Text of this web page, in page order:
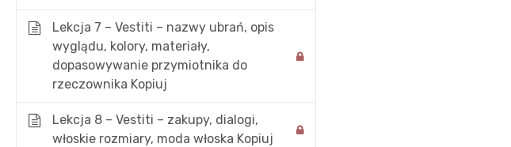
Lekcja 7 – Vestiti – nazwy ubrań, opis
wyglądu, kolory, materiały,
dopasowywanie przymiotnika do
rzeczownika Kopiuj
Lekcja 8 – Vestiti – zakupy, dialogi,
włoskie rozmiary, moda włoska Kopiuj